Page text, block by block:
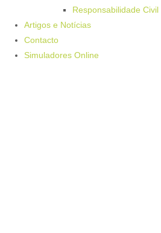
Responsabilidade Civil
Artigos e Notícias
Contacto
Simuladores Online